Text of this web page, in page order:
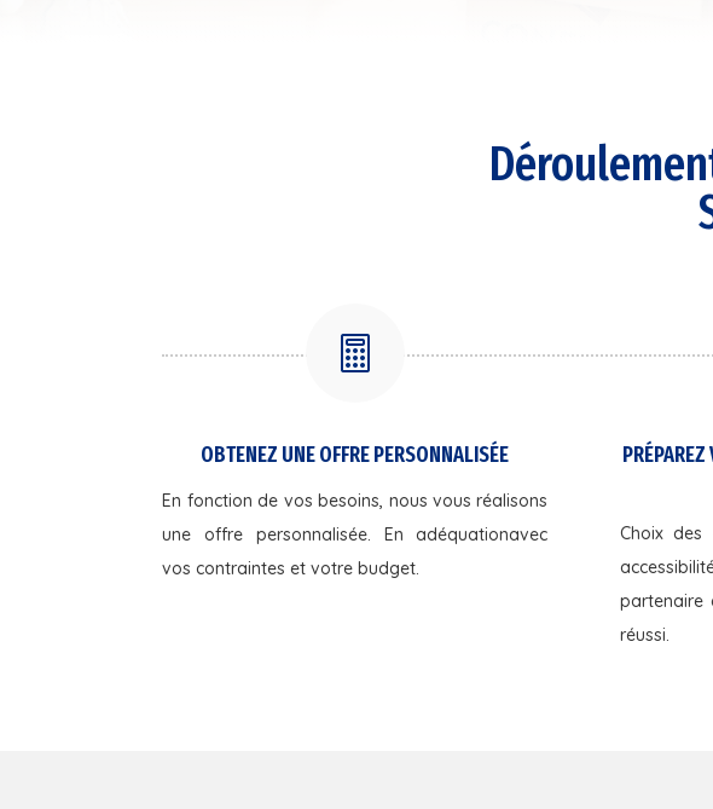

OBTENEZ UNE OFFRE PERSONNALISÉE
En fonction de vos besoins, nous vous réalisons
une offre personnalisée. En adéquationavec
vos contraintes et votre budget.
Choix des
partenaire
réussi.